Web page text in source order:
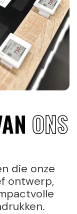
ONS
die onze
ontwerp,